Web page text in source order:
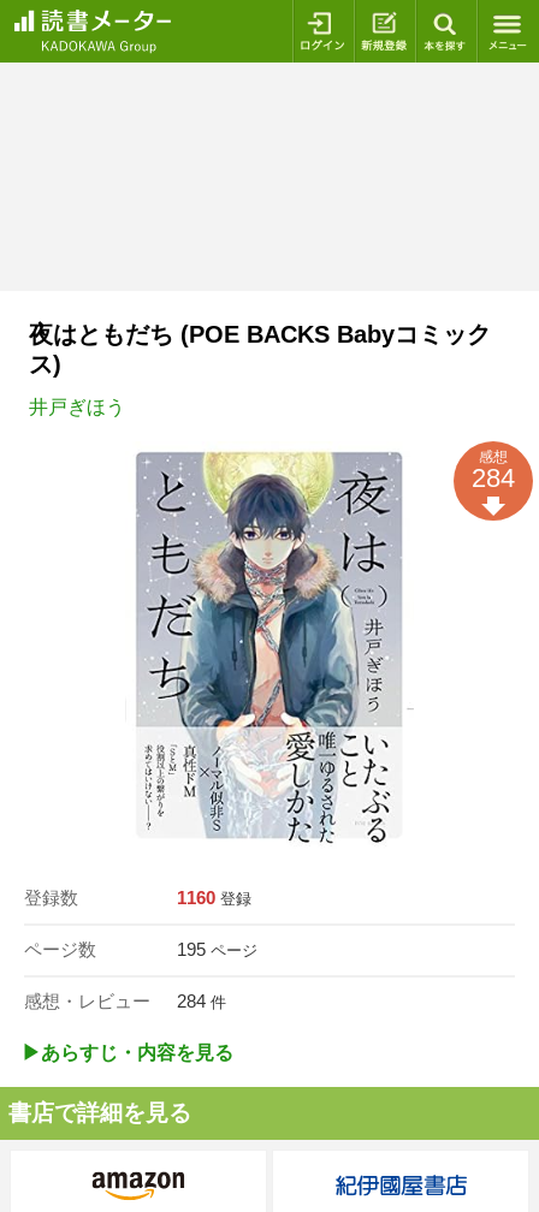
ログイン 新規登録
夜はともだち (POE BACKS Babyコミック
ス)
井戸ぎほう
登録数 1160 登録
ページ数 195 ページ
感想・レビュー 284 件
感想
284
▶︎あらすじ・内容を見る
書店で詳細を見る